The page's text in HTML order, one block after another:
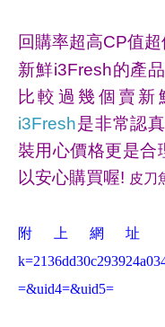
回購率超高CP值
新鮮i3Fresh的產
比較過幾個賣新
i3Fresh是非常認
裝用心價格更是合
以安心購買喔! 皮刀
附上網
=&uid4=&uid5=